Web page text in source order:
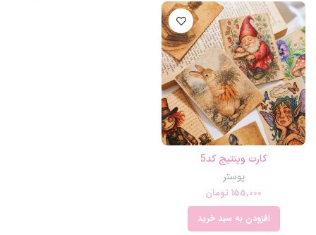
کارت وینتیج کد5
پوستر
155,000تومان
افزودن به سبد خرید